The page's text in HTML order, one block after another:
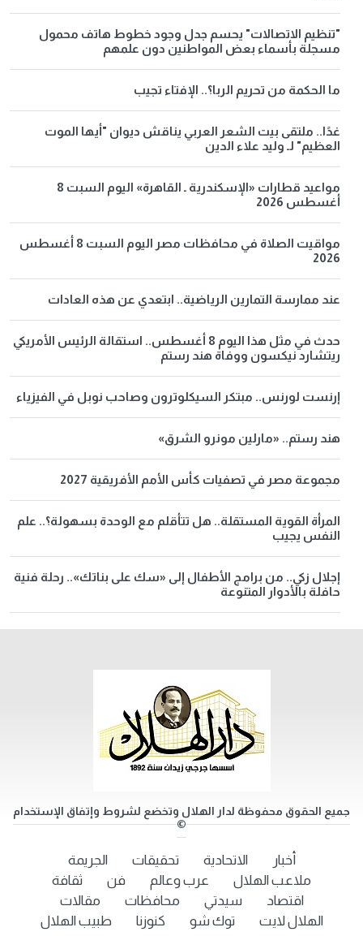
"تنظيم الاتصالات" يحسم جدل وجود خطوط هاتف محمول
مسجلة بأسماء بعض المواطنين دون علمهم
ما الحكمة من تحريم الربا؟.. الإفتاء تجيب
غدًا.. ملتقى بيت الشعر العربي يناقش ديوان "أيها الموت
العظيم" لـ وليد علاء الدين
مواعيد قطارات «الإسكندرية ـ القاهرة» اليوم السبت 8
أغسطس 2026
مواقيت الصلاة في محافظات مصر اليوم السبت 8 أغسطس
2026
عند ممارسة التمارين الرياضية.. ابتعدي عن هذه العادات
حدث في مثل هذا اليوم 8 أغسطس.. استقالة الرئيس الأمريكي
ريتشارد نيكسون ووفاة هند رستم
إرنست لورنس.. مبتكر السيكلوترون وصاحب نوبل في الفيزياء
هند رستم.. «مارلين مونرو الشرق»
مجموعة مصر في تصفيات كأس الأمم الأفريقية 2027
المرأة القوية المستقلة.. هل تتأقلم مع الوحدة بسهولة؟.. علم
النفس يجيب
إجلال زكي.. من برامج الأطفال إلى «سك على بناتك».. رحلة فنية
حافلة بالأدوار المتنوعة
جميع الحقوق محفوظة لدار الهلال وتخضع لشروط وإتفاق الإستخدام
©
أخبار الاتحادية تحقيقات
الجريمة
ملاعب الهلال
عرب وعالم فن
ثقافة
اقتصاد
سيدتي محافظات
مقالات
الهلال لايت
توك شو كنوزنا
طبيب الهلال